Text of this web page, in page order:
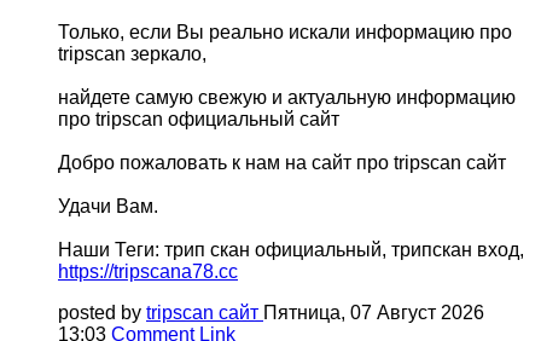
Только, если Вы реально искали информацию про
tripscan зеркало,
найдете самую свежую и актуальную информацию
про tripscan официальный сайт
Добро пожаловать к нам на сайт про tripscan сайт
Удачи Вам.
Наши Теги: трип скан официальный, трипскан вход,
https://tripscana78.cc
posted by tripscan сайт Пятница, 07 Август 2026
13:03 Comment Link